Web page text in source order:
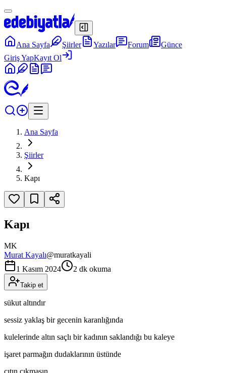
Ana Sayfa Şiirler Yazılar Forum
Günce
Giriş YapKayıt Ol
Ana Sayfa
Şiirler
Kapı
Kapı
MK
Murat Kayalı@muratkayali
1 Kasım 2024
2 dk okuma
Takip et
sükut altındır
sessiz yaklaş bir gecenin karanlığında
kulelerinde altın saçlı bir kadının saklandığı bu kaleye
işaret parmağın dudaklarının üstünde
çıtın çıkmasın